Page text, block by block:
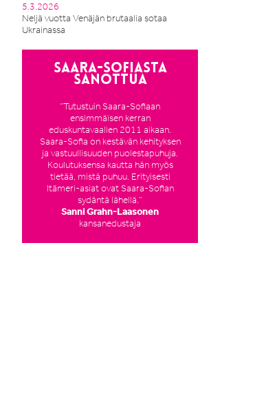
5.3.2026
Neljä vuotta Venäjän brutaalia sotaa
Ukrainassa
Saara-Sofiasta
sanottua
”Tutustuin Saara-Sofiaan
ensimmäisen kerran
eduskuntavaalien 2011 aikaan.
Saara-Sofia on kestävän kehityksen
ja vastuullisuuden puolestapuhuja.
Koulutuksensa kautta hän myös
tietää, mistä puhuu. Erityisesti
Itämeri-asiat ovat Saara-Sofian
sydäntä lähellä.”
Sanni Grahn-Laasonen
kansanedustaja